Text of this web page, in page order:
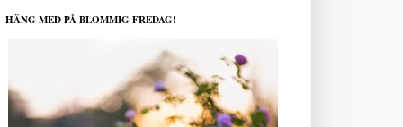
HÄNG MED PÅ BLOMMIG FREDAG!